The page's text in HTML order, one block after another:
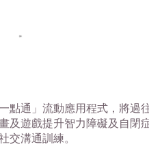
通」流動應用程式，將過
遊戲提升智力障礙及自閉
溝通訓練。